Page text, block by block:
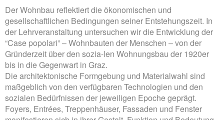
Der Wohnbau reflektiert die ökonomischen und
gesellschaftlichen Bedingungen seiner Entstehungszeit. In
der Lehrveranstaltung untersuchen wir die Entwicklung der
“Case popolari” – Wohnbauten der Menschen – von der
Gründerzeit über den sozia-len Wohnungsbau der 1920er
bis in die Gegenwart in Graz.
Die architektonische Formgebung und Materialwahl sind
maßgeblich von den verfügbaren Technologien und den
sozialen Bedürfnissen der jeweiligen Epoche geprägt.
Foyers, Entrées, Treppenhäuser, Fassaden und Fenster